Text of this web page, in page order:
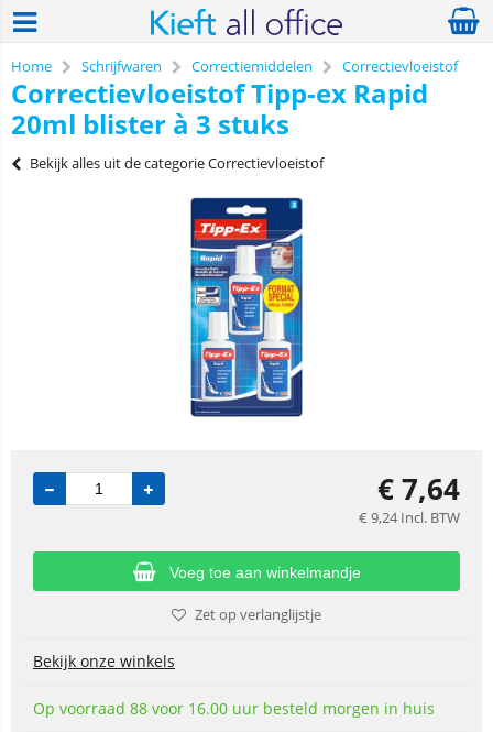
Home Schrijfwaren Correctiemiddelen Correctievloeistof
Correctievloeistof Tipp-ex Rapid
20ml blister à 3 stuks
Bekijk alles uit de categorie Correctievloeistof
€7,64
€ 9,24 Incl. BTW
Voeg toe aan winkelmandje
Zet op verlanglijstje
Bekijk onze winkels
Op voorraad 88 voor 16.00 uur besteld morgen in huis